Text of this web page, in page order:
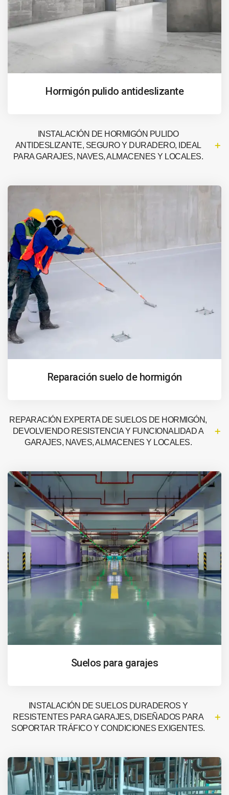
Hormigón pulido antideslizante
INSTALACIÓN DE HORMIGÓN PULIDO
ANTIDESLIZANTE, SEGURO Y DURADERO, IDEAL
PARA GARAJES, NAVES, ALMACENES Y LOCALES.
Reparación suelo de hormigón
REPARACIÓN EXPERTA DE SUELOS DE HORMIGÓN,
DEVOLVIENDO RESISTENCIA Y FUNCIONALIDAD A
GARAJES, NAVES, ALMACENES Y LOCALES.
Suelos para garajes
INSTALACIÓN DE SUELOS DURADEROS Y
RESISTENTES PARA GARAJES, DISEÑADOS PARA
SOPORTAR TRÁFICO Y CONDICIONES EXIGENTES.